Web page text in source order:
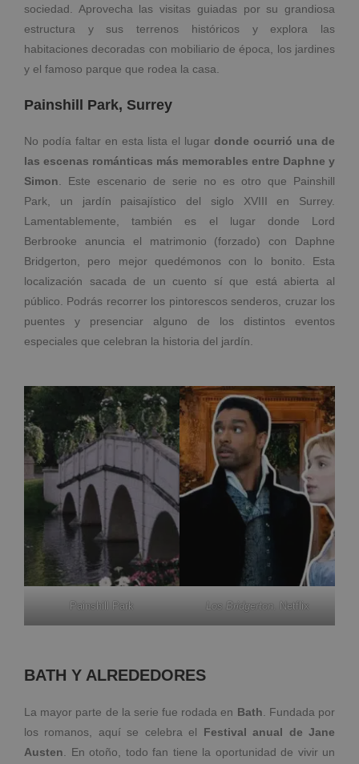
sociedad. Aprovecha las visitas guiadas por su grandiosa
estructura y sus terrenos históricos y explora las
habitaciones decoradas con mobiliario de época, los jardines
y el famoso parque que rodea la casa.
Painshill Park, Surrey
No podía faltar en esta lista el lugar donde ocurrió una de
las escenas románticas más memorables entre Daphne y
Simon . Este escenario de serie no es otro que Painshill
Park, un jardín paisajístico del siglo XVIII en Surrey.
Lamentablemente, también es el lugar donde Lord
Berbrooke anuncia el matrimonio (forzado) con Daphne
Bridgerton, pero mejor quedémonos con lo bonito. Esta
localización sacada de un cuento sí que está abierta al
público. Podrás recorrer los pintorescos senderos, cruzar los
puentes y presenciar alguno de los distintos eventos
especiales que celebran la historia del jardín.
Painshill Park Los Bridgerton. Netflix
BATH Y ALREDEDORES
La mayor parte de la serie fue rodada en Bath . Fundada por
los romanos, aquí se celebra el Festival anual de Jane
Austen . En otoño, todo fan tiene la oportunidad de vivir un